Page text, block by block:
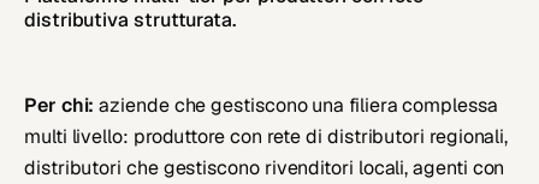
distributiva strutturata.
Per chi: aziende che gestiscono una filiera complessa
multi livello: produttore con rete di distributori regionali,
distributori che gestiscono rivenditori locali, agenti con